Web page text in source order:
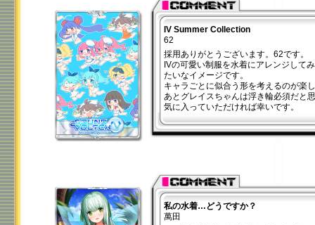
IV Summer Collection
62
採用ありがとうございます。62です。
IVの可愛い制服を水着にアレンジして
たいなイメージです。
キャラごとに似合う形を考えるのが楽
あとグレイスちゃんは浮き輪必須だと
気に入っていただければ幸いです。
私の水着…どうですか？
萬田